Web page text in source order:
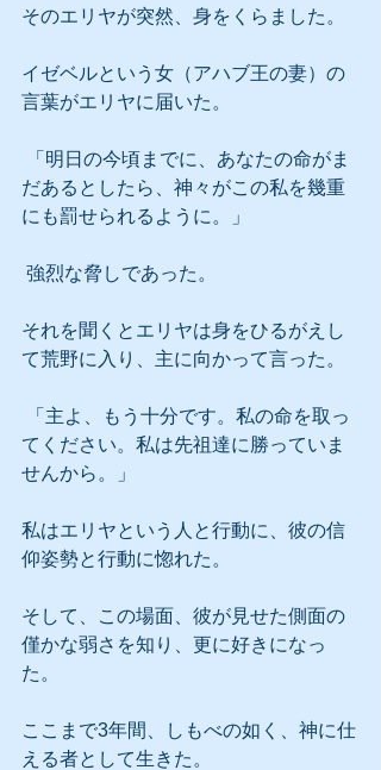
そのエリヤが突然、身をくらました。
イゼベルという女（アハブ王の妻）の
言葉がエリヤに届いた。
だあるとしたら、神々がこの私を幾重
にも罰せられるように。」
強烈な脅しであった。
それを聞くとエリヤは身をひるがえし
て荒野に入り、主に向かって言った。
てください。私は先祖達に勝っていま
せんから。」
私はエリヤという人と行動に、彼の信
仰姿勢と行動に惚れた。
そして、この場面、彼が見せた側面の
僅かな弱さを知り、更に好きになっ
た。
ここまで3年間、しもべの如く、神に仕
える者として生きた。